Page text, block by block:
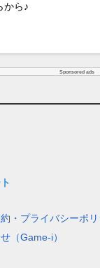
から♪
Sponsored ads
・プライバシーポ
（Game-i）